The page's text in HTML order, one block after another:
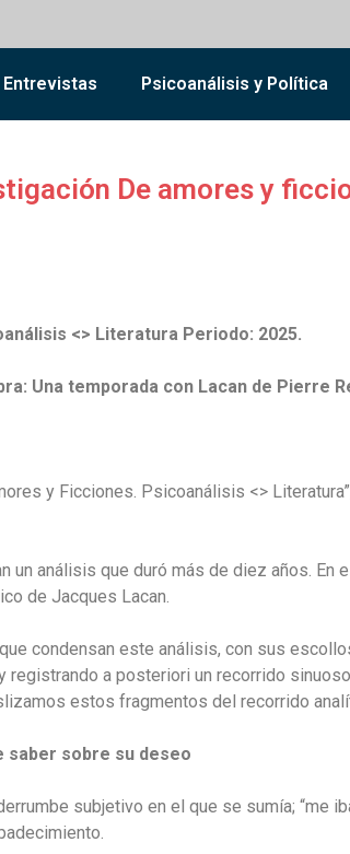
Entrevistas Psicoanálisis y Política
De amores y
<> Literatura Periodo: 2025.
Una temporada con Lacan de Pierre
y Ficciones. Psicoanálisis <>
un análisis que duró más de diez años.
de Jacques Lacan.
condensan este análisis, con sus
a posteriori un recorrido
estos fragmentos del recorrido
saber sobre su deseo
subjetivo en el que se sumía;